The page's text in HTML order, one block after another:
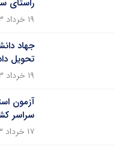
راستای
۱۹ خرداد ۱۴۰۳
جهاد
تحویل
۱۹ خرداد ۱۴۰۳
آزمون
سراسر
۱۷ خرداد ۱۴۰۳